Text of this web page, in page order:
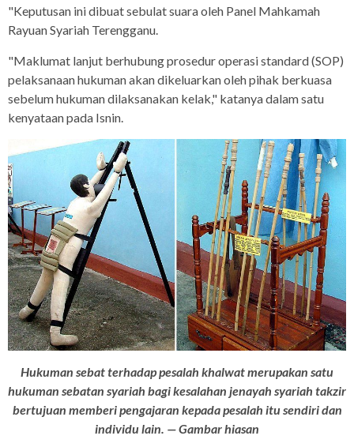
"Keputusan ini dibuat sebulat suara oleh Panel Mahkamah
Rayuan Syariah Terengganu.
"Maklumat lanjut berhubung prosedur operasi standard (SOP)
pelaksanaan hukuman akan dikeluarkan oleh pihak berkuasa
sebelum hukuman dilaksanakan kelak," katanya dalam satu
kenyataan pada Isnin.
Hukuman sebat terhadap pesalah khalwat merupakan satu
hukuman sebatan syariah bagi kesalahan jenayah syariah takzir
bertujuan memberi pengajaran kepada pesalah itu sendiri dan
individu lain. — Gambar hiasan